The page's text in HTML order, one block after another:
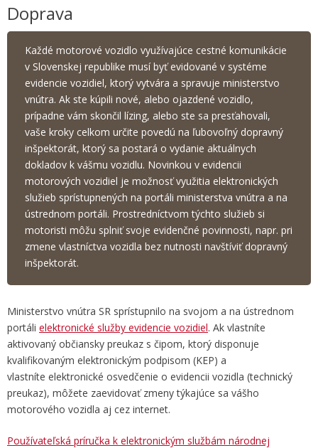
Doprava
Každé motorové vozidlo využívajúce cestné komunikácie
v Slovenskej republike musí byť evidované v systéme
evidencie vozidiel, ktorý vytvára a spravuje ministerstvo
vnútra. Ak ste kúpili nové, alebo ojazdené vozidlo,
prípadne vám skončil lízing, alebo ste sa presťahovali,
vaše kroky celkom určite povedú na ľubovoľný dopravný
inšpektorát, ktorý sa postará o vydanie aktuálnych
dokladov k vášmu vozidlu. Novinkou v evidencii
motorových vozidiel je možnosť využitia elektronických
služieb sprístupnených na portáli ministerstva vnútra a na
ústrednom portáli. Prostredníctvom týchto služieb si
motoristi môžu splniť svoje evidenčné povinnosti, napr. pri
zmene vlastníctva vozidla bez nutnosti navštíviť dopravný
inšpektorát.
Ministerstvo vnútra SR sprístupnilo na svojom a na ústrednom
portáli elektronické služby evidencie vozidiel. Ak vlastníte
aktivovaný občiansky preukaz s čipom, ktorý disponuje
kvalifikovaným elektronickým podpisom (KEP) a
vlastníte elektronické osvedčenie o evidencii vozidla (technický
preukaz), môžete zaevidovať zmeny týkajúce sa vášho
motorového vozidla aj cez internet.
Používateľská príručka k elektronickým službám národnej